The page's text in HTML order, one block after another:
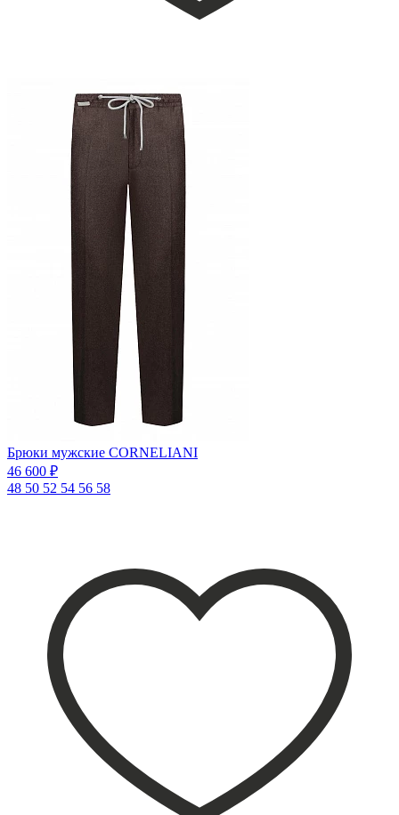
Брюки мужские CORNELIANI
46 600 ₽
48 50 52 54 56 58